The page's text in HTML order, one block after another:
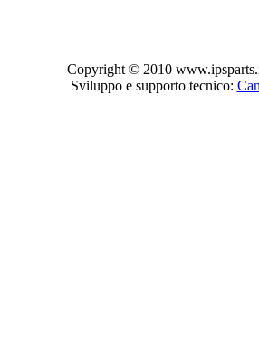
Copyright © 2010
Sviluppo e supporto tecnico: